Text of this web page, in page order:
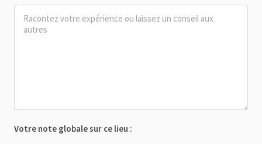
Votre note globale sur ce lieu :